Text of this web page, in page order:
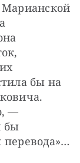
бы на
—
бы
перевода»…